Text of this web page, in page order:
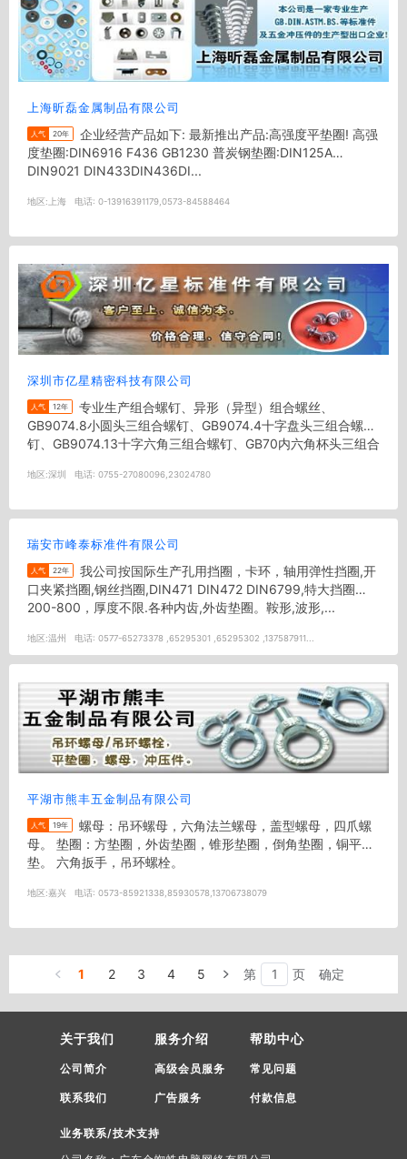
上海昕磊金属制品有限公司
人气 20年
度垫圈:DIN6916 F436 GB1230 普炭钢垫圈:DIN125A
DIN9021 DIN433DIN436DI...
地区: 上海 电话: 0-13916391179,0573-84588464
深圳市亿星精密科技有限公司
人气 12年
GB9074.8小圆头三组合螺钉、GB9074.4十字盘头三组合螺
钉、GB9074.13十字六角三组合螺钉、GB70内六角杯头三组合
地区:深圳 电话: 0755-27080096,23024780
瑞安市峰泰标准件有限公司
人气 22年
口夹紧挡圈,钢丝挡圈,DIN471 DIN472 DIN6799,特大挡圈
200-800，厚度不限.各种内齿,外齿垫圈。鞍形,波形,...
地区:温州 电话: 0577-65273378 ,65295301 ,65295302 ,137587911...
平湖市熊丰五金制品有限公司
人气 19年
母。 垫圈：方垫圈，外齿垫圈，锥形垫圈，倒角垫圈，铜平
垫。 六角扳手，吊环螺栓。
地区:嘉兴 电话: 0573-85921338,85930578,13706738079
1 2 3 4 5 第 页 确定
关于我们
公司简介
联系我们
服务介绍
高级会员服务
广告服务
帮助中心
常见问题
付款信息
业务联系/技术支持